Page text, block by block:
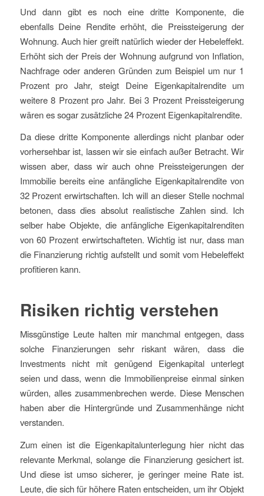
Und dann gibt es noch eine dritte Komponente, die
ebenfalls Deine Rendite erhöht, die Preissteigerung der
Wohnung. Auch hier greift natürlich wieder der Hebeleffekt.
Erhöht sich der Preis der Wohnung aufgrund von Inflation,
Nachfrage oder anderen Gründen zum Beispiel um nur 1
Prozent pro Jahr, steigt Deine Eigenkapitalrendite um
weitere 8 Prozent pro Jahr. Bei 3 Prozent Preissteigerung
wären es sogar zusätzliche 24 Prozent Eigenkapitalrendite.
Da diese dritte Komponente allerdings nicht planbar oder
vorhersehbar ist, lassen wir sie einfach außer Betracht. Wir
wissen aber, dass wir auch ohne Preissteigerungen der
Immobilie bereits eine anfängliche Eigenkapitalrendite von
32 Prozent erwirtschaften. Ich will an dieser Stelle nochmal
betonen, dass dies absolut realistische Zahlen sind. Ich
selber habe Objekte, die anfängliche Eigenkapitalrenditen
von 60 Prozent erwirtschafteten. Wichtig ist nur, dass man
die Finanzierung richtig aufstellt und somit vom Hebeleffekt
profitieren kann.
Risiken richtig verstehen
Missgünstige Leute halten mir manchmal entgegen, dass
solche Finanzierungen sehr riskant wären, dass die
Investments nicht mit genügend Eigenkapital unterlegt
seien und dass, wenn die Immobilienpreise einmal sinken
würden, alles zusammenbrechen werde. Diese Menschen
haben aber die Hintergründe und Zusammenhänge nicht
verstanden.
Zum einen ist die Eigenkapitalunterlegung hier nicht das
relevante Merkmal, solange die Finanzierung gesichert ist.
Und diese ist umso sicherer, je geringer meine Rate ist.
Leute, die sich für höhere Raten entscheiden, um ihr Objekt